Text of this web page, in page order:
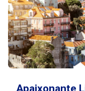
Apaixonante